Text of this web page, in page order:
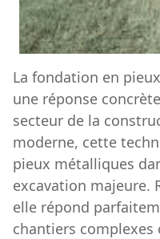
La fondation en
une réponse
secteur de la
moderne, cette
pieux métalliques
excavation majeure.
elle répond
chantiers